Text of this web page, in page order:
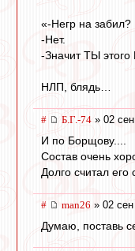
«-Негр на забил?
-Нет.
-Значит ТЫ этого
НЛП, блядь…
# Б.Г.-74 » 02
И по Борщову....
Состав очень
Долго считал
# man26 » 02
Думаю, поставь